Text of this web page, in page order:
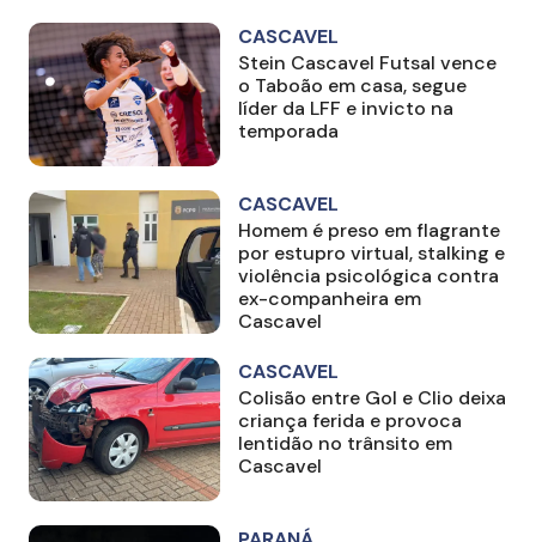
CASCAVEL
Stein Cascavel Futsal vence
o Taboão em casa, segue
líder da LFF e invicto na
temporada
CASCAVEL
Homem é preso em flagrante
por estupro virtual, stalking e
violência psicológica contra
ex-companheira em
Cascavel
CASCAVEL
Colisão entre Gol e Clio deixa
criança ferida e provoca
lentidão no trânsito em
Cascavel